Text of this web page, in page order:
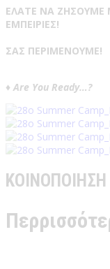
ΕΛΑΤΕ ΝΑ ΖΗΣΟΥΜΕ
ΕΜΠΕΙΡΙΕΣ!
ΣΑΣ ΠΕΡΙΜΕΝΟΥΜΕ!
♦️ Are You Ready…?
ΚΟΙΝΟΠΟΙΗΣΗ